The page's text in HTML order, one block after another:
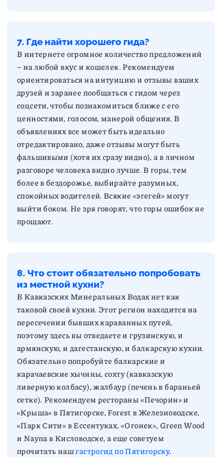
7. Где найти хорошего гида?
В интернете огромное количество предложений
– на любой вкус и кошелек. Рекомендуем
ориентироваться на интуицию и отзывы ваших
друзей и заранее пообщаться с гидом через
соцсети, чтобы познакомиться ближе с его
ценностями, голосом, манерой общения. В
объявлениях все может быть идеально
отредактировано, даже отзывы могут быть
фальшивыми (хотя их сразу видно), а в личном
разговоре человека видно лучше. В горы, тем
более в бездорожье, выбирайте разумных,
спокойных водителей. Всякие «эгегей» могут
выйти боком. Не зря говорят, что горы ошибок не
прощают.
8. Что стоит обязательно попробовать
из местной кухни?
В Кавказских Минеральных Водах нет как
таковой своей кухни. Этот регион находится на
пересечении бывших караванных путей,
поэтому здесь вы отведаете и грузинскую, и
армянскую, и дагестанскую, и балкарскую кухни.
Обязательно попробуйте балкарские и
карачаевские хычины, сохту (кавказскую
ливерную колбасу), жалбаур (печень в бараньей
сетке). Рекомендуем рестораны «Печорин» и
«Крыша» в Пятигорске, Forest в Железноводске,
«Парк Сити» в Ессентуках, «Огонек», Green Wood
и Nayna в Кисловодске, а еще советуем
прочитать нашгастрогид по Пятигорску.